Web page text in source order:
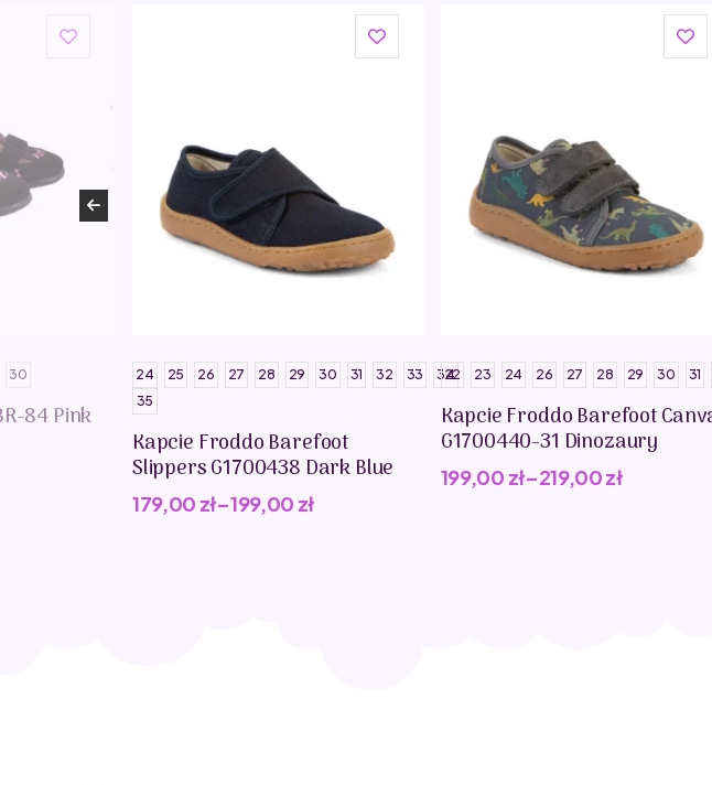
30
84 Pink
24 25 26 27 28 29 30 31 32 33
34
35
Kapcie Froddo Barefoot
Slippers G1700438 Dark Blue
179,00 zł–199,00 zł
22 23 24 26 27 28 29 30 31
Kapcie Froddo Barefoot
G1700440-31 Dinozaury
199,00 zł–219,00zł